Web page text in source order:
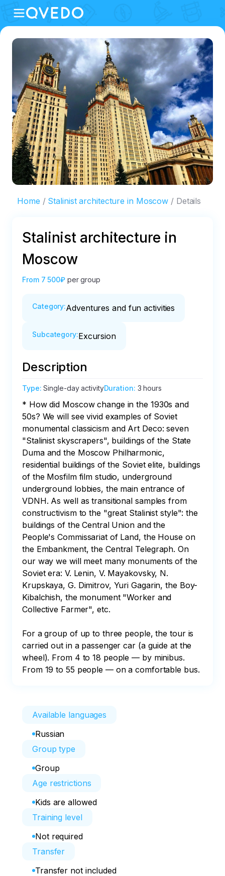
Home Stalinist architecture in Moscow Details
Stalinist architecture in
Moscow
From 7 500₽ per group
Category:Adventures and fun activities
Subcategory:Excursion
Description
Type:Single-day activityDuration: 3 hours
* How did Moscow change in the 1930s and
50s? We will see vivid examples of Soviet
monumental classicism and Art Deco: seven
"Stalinist skyscrapers", buildings of the State
Duma and the Moscow Philharmonic,
residential buildings of the Soviet elite, buildings
of the Mosfilm film studio, underground
underground lobbies, the main entrance of
VDNH. As well as transitional samples from
constructivism to the "great Stalinist style": the
buildings of the Central Union and the
People's Commissariat of Land, the House on
the Embankment, the Central Telegraph. On
our way we will meet many monuments of the
Soviet era: V. Lenin, V. Mayakovsky, N.
Krupskaya, G. Dimitrov, Yuri Gagarin, the Boy-
Kibalchish, the monument "Worker and
Collective Farmer", etc.
For a group of up to three people, the tour is
carried out in a passenger car (a guide at the
wheel). From 4 to 18 people — by minibus.
From 19 to 55 people — on a comfortable bus.
Available languages
Russian
Group type
Group
Age restrictions
Kids are allowed
Training level
Not required
Transfer
Transfer not included